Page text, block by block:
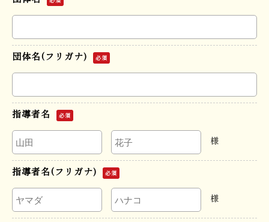
団体名(フリガナ) 必須
指導者名 必須
様
指導者名(フリガナ) 必須
様